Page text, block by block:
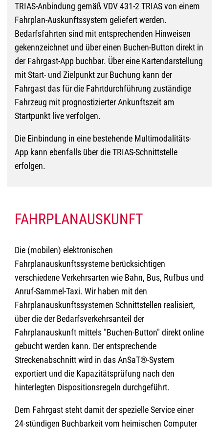
TRIAS-Anbindung gemäß VDV 431-2 TRIAS von einem
Fahrplan-Auskunftssystem geliefert werden.
Bedarfsfahrten sind mit entsprechenden Hinweisen
gekennzeichnet und über einen Buchen-Button direkt in
der Fahrgast-App buchbar. Über eine Kartendarstellung
mit Start- und Zielpunkt zur Buchung kann der
Fahrgast das für die Fahrtdurchführung zuständige
Fahrzeug mit prognostizierter Ankunftszeit am
Startpunkt live verfolgen.
Die Einbindung in eine bestehende Multimodalitäts-
App kann ebenfalls über die TRIAS-Schnittstelle
erfolgen.
FAHRPLANAUSKUNFT
Die (mobilen) elektronischen
Fahrplanauskunftssysteme berücksichtigen
verschiedene Verkehrsarten wie Bahn, Bus, Rufbus und
Anruf-Sammel-Taxi. Wir haben mit den
Fahrplanauskunftssystemen Schnittstellen realisiert,
über die der Bedarfsverkehrsanteil der
Fahrplanauskunft mittels "Buchen-Button" direkt online
gebucht werden kann. Der entsprechende
Streckenabschnitt wird in das AnSaT®-System
exportiert und die Kapazitätsprüfung nach den
hinterlegten Dispositionsregeln durchgeführt.
Dem Fahrgast steht damit der spezielle Service einer
24-stündigen Buchbarkeit vom heimischen Computer